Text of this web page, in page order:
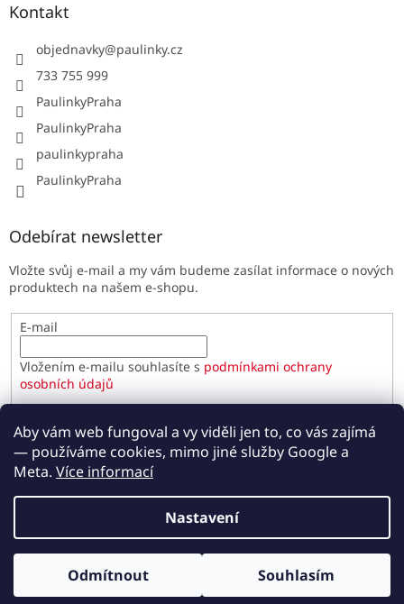
Aby vám web fungoval a vy viděli jen to, co vás zajímá
— používáme cookies, mimo jiné služby Google a
Meta. Více informací
Nastavení
Odmítnout Souhlasím
Kontakt
objednavky@paulinky.cz
733 755 999
PaulinkyPraha
PaulinkyPraha
paulinkypraha
PaulinkyPraha
Odebírat newsletter
Vložte svůj e-mail a my vám budeme zasílat informace o nových
produktech na našem e-shopu.
E-mail
Vložením e-mailu souhlasíte s podmínkami ochrany
osobních údajů
PŘIHLÁSIT SE
Paulínky.cz. Všechna práva vyhrazena.
Upravit nastavení cookies